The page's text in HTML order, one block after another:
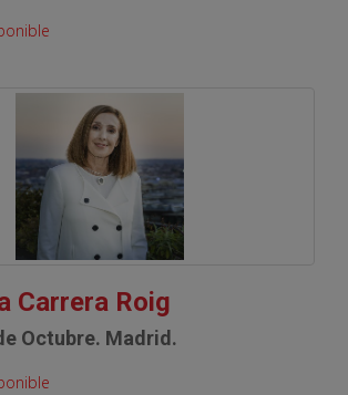
Carrera Roig
Octubre. Madrid.